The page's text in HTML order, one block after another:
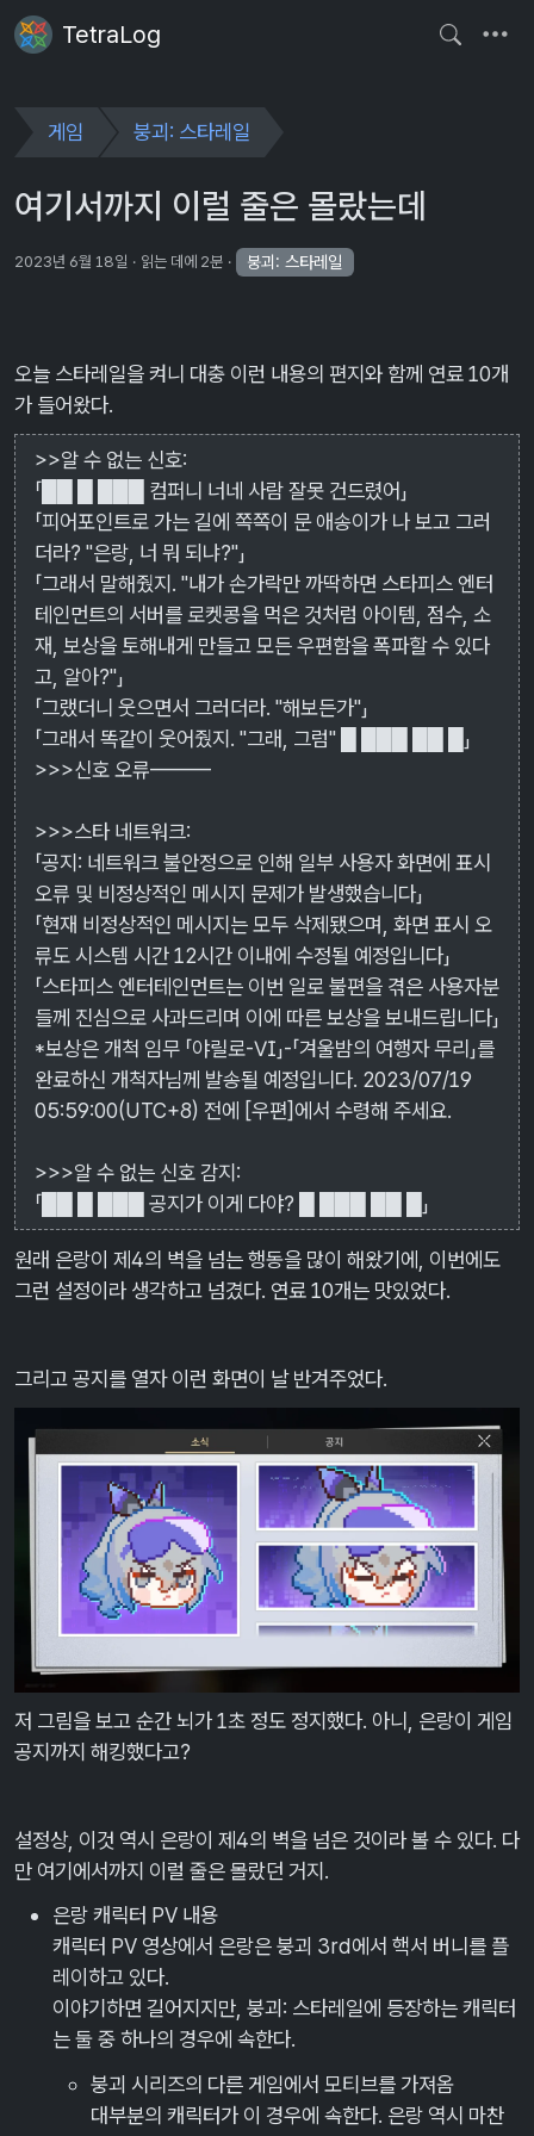
TetraLog
게임 붕괴: 스타레일
여기서까지 이럴 줄은 몰랐는데
2023년 6월 18일 읽는 데에 2분 붕괴: 스타레일
오늘 스타레일을 켜니 대충 이런 내용의 편지와 함께 연료 10개
가 들어왔다.
>>알 수 없는 신호:
「██ █ ███ 컴퍼니 너네 사람 잘못 건드렸어」
「피어포인트로 가는 길에 쪽쪽이 문 애송이가 나 보고 그러
더라? "은랑, 너 뭐 되냐?"」
「그래서 말해줬지. "내가 손가락만 까딱하면 스타피스 엔터
테인먼트의 서버를 로켓콩을 먹은 것처럼 아이템, 점수, 소
재, 보상을 토해내게 만들고 모든 우편함을 폭파할 수 있다
고, 알아?"」
「그랬더니 웃으면서 그러더라. "해보든가"」
「그래서 똑같이 웃어줬지. "그래, 그럼" █ ███ ██ █」
>>>신호 오류———
>>>스타 네트워크:
「공지: 네트워크 불안정으로 인해 일부 사용자 화면에 표시
오류 및 비정상적인 메시지 문제가 발생했습니다」
「현재 비정상적인 메시지는 모두 삭제됐으며, 화면 표시 오
류도 시스템 시간 12시간 이내에 수정될 예정입니다」
「스타피스 엔터테인먼트는 이번 일로 불편을 겪은 사용자분
들께 진심으로 사과드리며 이에 따른 보상을 보내드립니다」
*보상은 개척 임무 「야릴로-Ⅵ」-「겨울밤의 여행자 무리」를
완료하신 개척자님께 발송될 예정입니다. 2023/07/19
05:59:00(UTC+8) 전에 [우편]에서 수령해 주세요.
>>>알 수 없는 신호 감지:
「██ █ ███ 공지가 이게 다야? █ ███ ██ █」
원래 은랑이 제4의 벽을 넘는 행동을 많이 해왔기에, 이번에도
그런 설정이라 생각하고 넘겼다. 연료 10개는 맛있었다.
그리고 공지를 열자 이런 화면이 날 반겨주었다.
저 그림을 보고 순간 뇌가 1초 정도 정지했다. 아니, 은랑이 게임
공지까지 해킹했다고?
설정상, 이것 역시 은랑이 제4의 벽을 넘은 것이라 볼 수 있다. 다
만 여기에서까지 이럴 줄은 몰랐던 거지.
은랑 캐릭터 PV 내용
캐릭터 PV 영상에서 은랑은 붕괴 3rd에서 핵서 버니를 플
레이하고 있다.
이야기하면 길어지지만, 붕괴: 스타레일에 등장하는 캐릭터
는 둘 중 하나의 경우에 속한다.
붕괴 시리즈의 다른 게임에서 모티브를 가져옴
대부분의 캐릭터가 이 경우에 속한다. 은랑 역시 마찬